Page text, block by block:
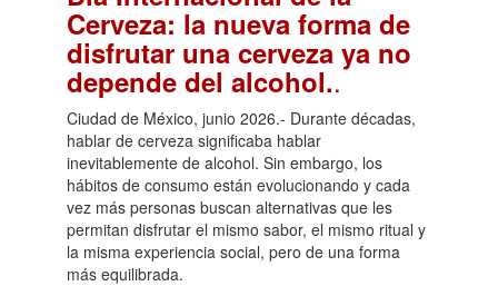
Cerveza: la nueva forma de
disfrutar una cerveza ya no
depende del alcohol..
Ciudad de México, junio 2026.- Durante décadas,
hablar de cerveza significaba hablar
inevitablemente de alcohol. Sin embargo, los
hábitos de consumo están evolucionando y cada
vez más personas buscan alternativas que les
permitan disfrutar el mismo sabor, el mismo ritual y
la misma experiencia social, pero de una forma
más equilibrada.